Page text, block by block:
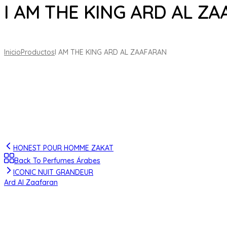
I AM THE KING ARD AL
InicioProductosI AM THE KING ARD AL ZAAFARAN
HONEST POUR HOMME ZAKAT
Back To Perfumes Árabes
ICONIC NUIT GRANDEUR
Ard Al Zaafaran